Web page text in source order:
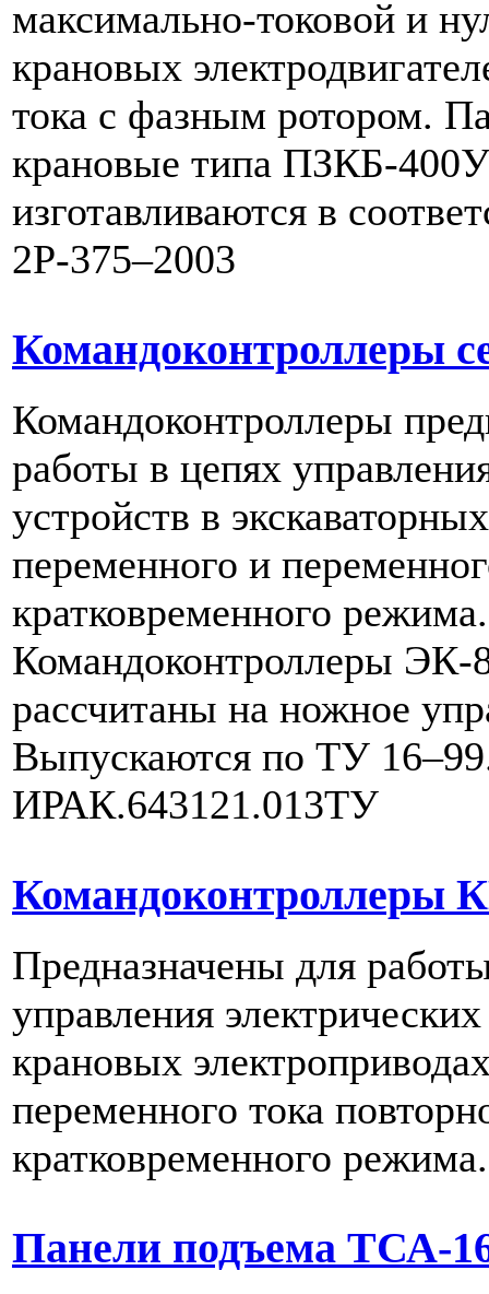
максимально-токовой и
крановых
тока с фазным ротором.
крановые типа ПЗКБ-
изготавливаются в
2Р-375–2003
Командоконтроллеры
Командоконтроллеры
работы в цепях
устройств в
переменного и
кратковременного режима.
Командоконтроллеры ЭК-
рассчитаны на ножное
Выпускаются по ТУ
ИРАК.643121.013ТУ
Командоконтроллеры
Предназначены для
управления
крановых
переменного тока
кратковременного режима.
Панели подъема ТСА-